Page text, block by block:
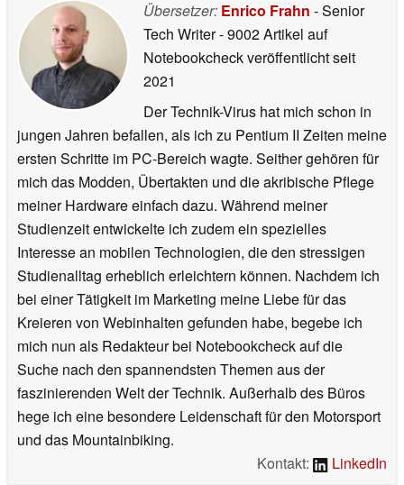
Übersetzer: Enrico Frahn - Senior
Tech Writer- 9002 Artikel auf
Notebookcheck veröffentlichtseit
2021
Der Technik-Virus hat mich schon in
jungen Jahren befallen, als ich zu Pentium II Zeiten meine
ersten Schritte im PC-Bereich wagte. Seither gehören für
mich das Modden, Übertakten und die akribische Pflege
meiner Hardware einfach dazu. Während meiner
Studienzeit entwickelte ich zudem ein spezielles
Interesse an mobilen Technologien, die den stressigen
Studienalltag erheblich erleichtern können. Nachdem ich
bei einer Tätigkeit im Marketing meine Liebe für das
Kreieren von Webinhalten gefunden habe, begebe ich
mich nun als Redakteur bei Notebookcheck auf die
Suche nach den spannendsten Themen aus der
faszinierenden Welt der Technik. Außerhalb des Büros
hege ich eine besondere Leidenschaft für den Motorsport
und das Mountainbiking.
Kontakt:
LinkedIn